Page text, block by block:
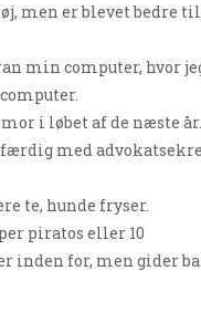
men er blevet bedre
min computer, hvor
i løbet af de næste
færdig med
te, hunde fryser.
piratos eller 10
inden for, men gider